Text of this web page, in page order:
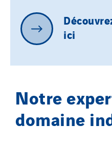
ici
Notre
domaine